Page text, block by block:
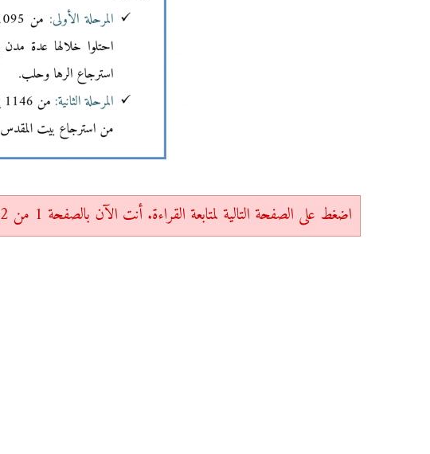
اضغط على الصفحة التالية لمتابعة القراءة. أنت الآن بالصفحة 1 من 2.